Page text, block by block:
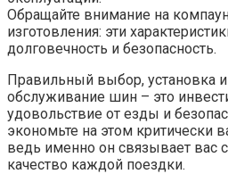
Обращайте внимание на
изготовления: эти
долговечность и безопасность.
Правильный выбор, установка и
обслуживание шин – это
удовольствие от езды и
экономьте на этом критически
ведь именно он связывает вас
качество каждой поездки.